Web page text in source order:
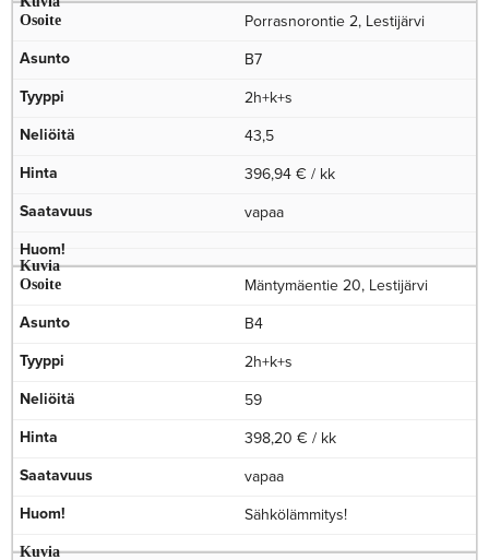
Porrasnorontie 2, Lestijärvi
B7
2h+k+s
43,5
396,94 € / kk
vapaa
Mäntymäentie 20, Lestijärvi
B4
2h+k+s
59
398,20 € / kk
vapaa
Sähkölämmitys!